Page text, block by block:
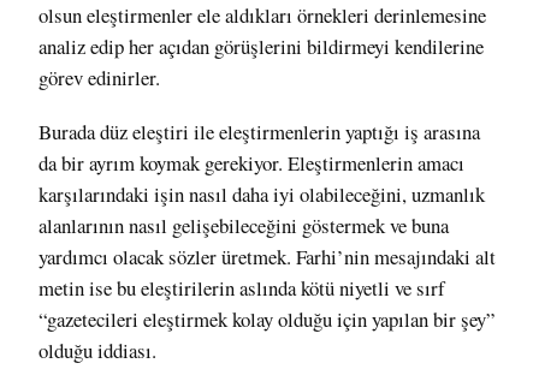
olsuneleştirmenler ele aldıkları örnekleri derinlemesine
analiz edip her açıdan görüşlerini bildirmeyi kendilerine
görev edinirler.
Burada düz eleştiri ile eleştirmenlerin yaptığı iş arasına
da bir ayrım koymak gerekiyor. Eleştirmenlerin amacı
karşılarındaki işin nasıl daha iyi olabileceğini, uzmanlık
alanlarının nasıl gelişebileceğini göstermek ve buna
yardımcı olacak sözler üretmek. Farhi’nin mesajındaki alt
metin ise bu eleştirilerin aslında kötü niyetli ve sırf
“gazetecileri eleştirmek kolay olduğu için yapılan bir şey”
olduğu iddiası.